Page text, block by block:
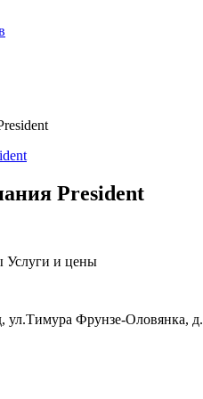
President
Услуги и цены
ул.Тимура Фрунзе-Оловянка,